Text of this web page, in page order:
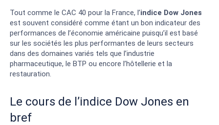
Tout comme le CAC 40 pour la France, l’indice Dow Jones
est souvent considéré comme étant un bon indicateur des
performances de l’économie américaine puisqu’il est basé
sur les sociétés les plus performantes de leurs secteurs
dans des domaines variés tels que l’industrie
pharmaceutique, le BTP ou encore l’hôtellerie et la
restauration.
Le cours de l’indice Dow Jones en
bref